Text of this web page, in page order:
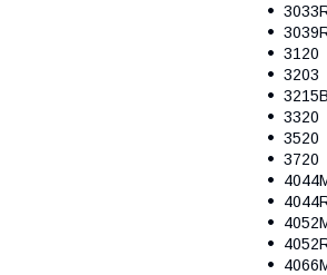
3120
3203
3215B
3320
3520
3720